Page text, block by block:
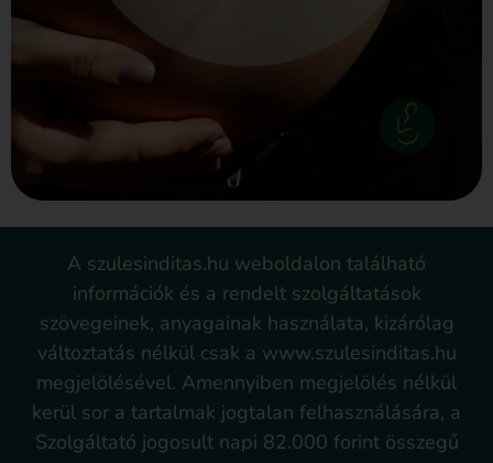
A szulesinditas.hu weboldalon található
információk és a rendelt szolgáltatások
szövegeinek, anyagainak használata, kizárólag
változtatás nélkül csak a www.szulesinditas.hu
megjelölésével. Amennyiben megjelölés nélkül
kerül sor a tartalmak jogtalan felhasználására, a
Szolgáltató jogosult napi 82.000 forint összegű